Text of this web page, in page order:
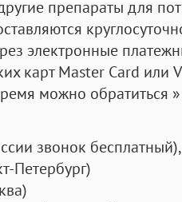
препараты для
электронные
карт Master Card или
можно обратиться
звонок бесплатный),
Петербург)